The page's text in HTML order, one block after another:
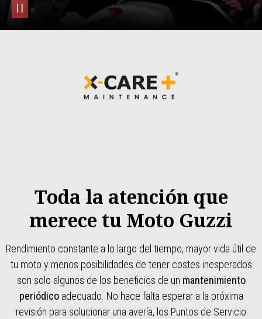
pause
Toda la atención que
merece tu Moto Guzzi
Rendimiento constante a lo largo del tiempo, mayor vida útil de
tu moto y menos posibilidades de tener costes inesperados
son solo algunos de los beneficios de un mantenimiento
periódicoadecuado. No hace falta esperar a la próxima
revisión para solucionar una avería, los Puntos de Servicio